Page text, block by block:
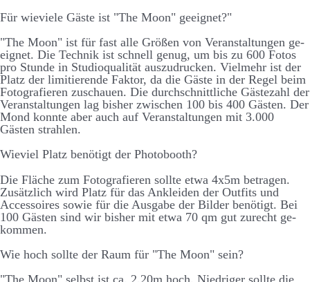
Für wie­viele Gäste ist "The Moon" ge­eignet?"
"The Moon" ist für fast alle Größen von Ver­­an­­stalt­­ungen ge­­
eignet. Die Technik ist schnell genug, um bis zu 600 Fotos
pro Stunde in Studio­­qualität aus­­zu­­drucken. Viel­­mehr ist der
Platz der limitierende Faktor, da die Gäste in der Regel beim
Foto­­grafieren zu­schauen. Die durch­­schnitt­­liche Gäste­­zahl der
Ver­­an­­stalt­­ungen lag bis­her zwischen 100 bis 400 Gästen. Der
Mond konnte aber auch auf Ver­­an­stalt­­ungen mit 3.000
Gästen strahlen.
Wie­viel Platz be­nötigt der Photo­booth?
Die Fläche zum Foto­­graf­ieren sollte etwa 4x5m be­tragen.
Zu­­sätz­­lich wird Platz für das An­­kleiden der Out­­fits und
Accessoires sowie für die Aus­­gabe der Bilder be­­nötigt. Bei
100 Gästen sind wir bis­her mit etwa 70 qm gut zu­­recht ge­­
kommen.
Wie hoch sollte der Raum für "The Moon" sein?